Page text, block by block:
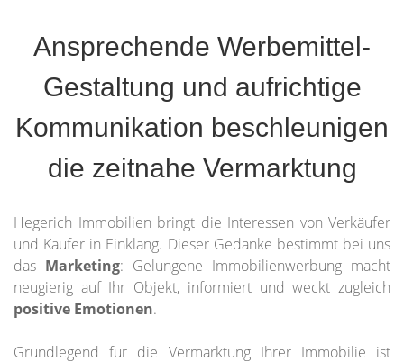
Ansprechende Werbemittel-
Gestaltung und aufrichtige
Kommunikation beschleunigen
die zeitnahe Vermarktung
Hegerich Immobilien bringt die Interessen von Verkäufer
und Käufer in Einklang. Dieser Gedanke bestimmt bei uns
das Marketing: Gelungene Immobilienwerbung macht
neugierig auf Ihr Objekt, informiert und weckt zugleich
positive Emotionen.
Grundlegend für die Vermarktung Ihrer Immobilie ist